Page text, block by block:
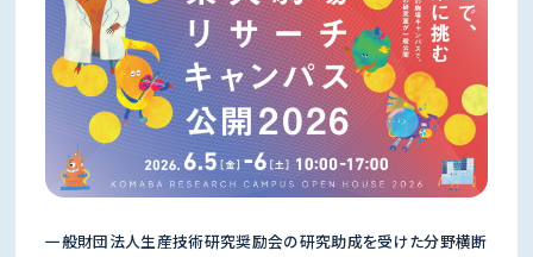
一般財団法人生産技術研究奨励会の研究助成を受けた分野横断